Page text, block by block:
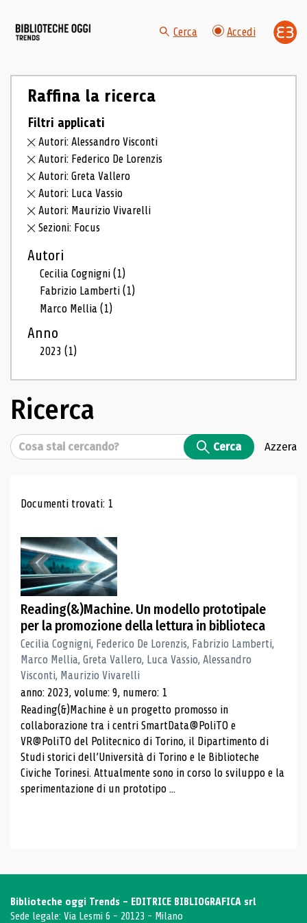
Cerca Accedi
Raffina la ricerca
Filtri applicati
Autori: Alessandro Visconti
Autori: Federico De Lorenzis
Autori: Greta Vallero
Autori: Luca Vassio
Autori: Maurizio Vivarelli
Sezioni: Focus
Autori
Cecilia Cognigni(1)
Fabrizio Lamberti(1)
Marco Mellia(1)
Anno
2023(1)
Ricerca
Cerca Cerca Azzera
Risultati di ricerca
Documenti trovati: 1
Reading(&)Machine. Un modello prototipale
per la promozione della lettura in biblioteca
Cecilia Cognigni, Federico De Lorenzis, Fabrizio Lamberti,
Marco Mellia, Greta Vallero, Luca Vassio, Alessandro
Visconti, Maurizio Vivarelli
anno: 2023, volume: 9, numero: 1
Reading(&)Machine è un progetto promosso in
collaborazione tra i centri SmartData@PoliTO e
VR@PoliTO del Politecnico di Torino, il Dipartimento di
Studi storici dell’Università di Torino e le Biblioteche
Civiche Torinesi. Attualmente sono in corso lo sviluppo e la
sperimentazione di un prototipo ...
Biblioteche oggi Trends - EDITRICE BIBLIOGRAFICA srl
Sede legale: Via Lesmi 6 - 20123 - Milano